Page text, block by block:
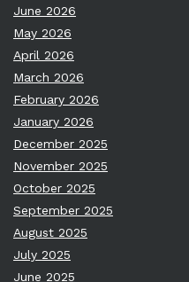
June 2026
May 2026
April 2026
March 2026
February 2026
January 2026
December 2025
November 2025
October 2025
September 2025
August 2025
July 2025
June 2025